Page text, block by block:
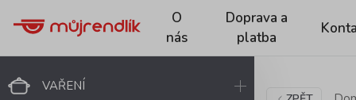
O
nás
Doprava a
platba
VAŘENÍ